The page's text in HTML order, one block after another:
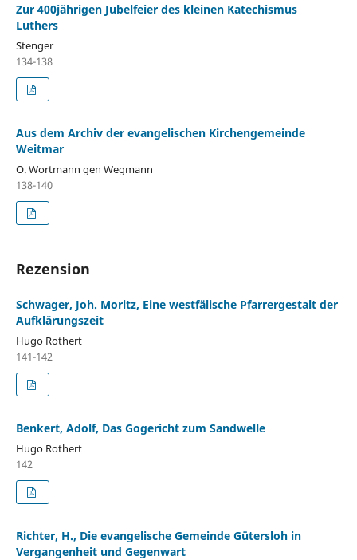
Zur 400jährigen Jubelfeier des kleinen Katechismus
Luthers
Stenger
134-138
Aus dem Archiv der evangelischen Kirchengemeinde
Weitmar
O. Wortmann gen Wegmann
138-140
Rezension
Schwager, Joh. Moritz, Eine westfälische Pfarrergestalt der
Aufklärungszeit
Hugo Rothert
141-142
Benkert, Adolf, Das Gogericht zum Sandwelle
Hugo Rothert
142
Richter, H., Die evangelische Gemeinde Gütersloh in
Vergangenheit und Gegenwart